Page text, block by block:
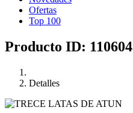
Ofertas
Top 100
Producto ID: 110604
Detalles